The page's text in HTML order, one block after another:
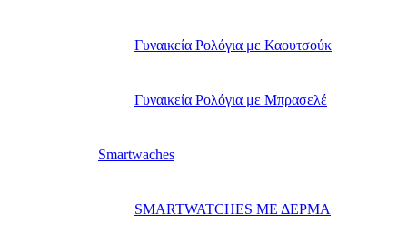
Γυναικεία Ρολόγια με Καουτσούκ
Γυναικεία Ρολόγια με Μπρασελέ
Smartwaches
SMARTWATCHES ΜΕ ΔΕΡΜΑ